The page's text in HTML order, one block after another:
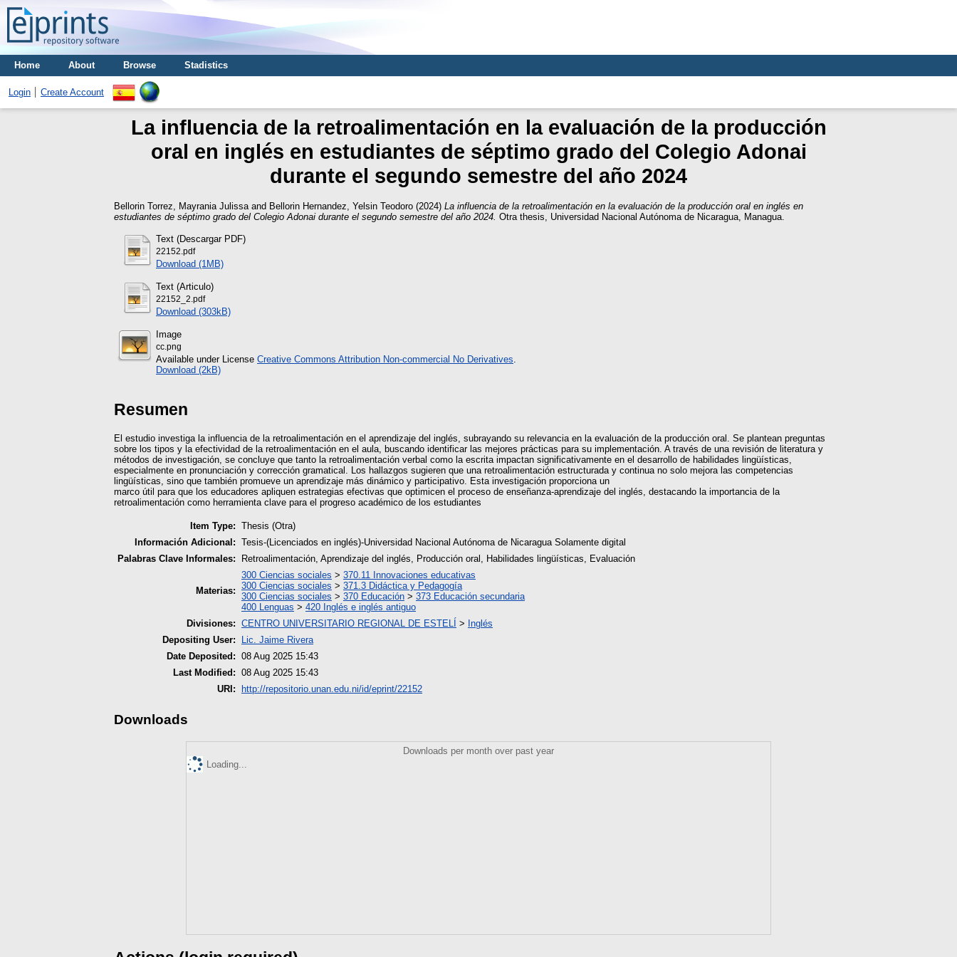
Home About Browse Stadistics
Login Create Account
La influencia de la retroalimentación en la evaluación de la producción
oral en inglés en estudiantes de séptimo grado del Colegio Adonai
durante el segundo semestre del año 2024
Bellorin Torrez, Mayrania Julissa and Bellorin Hernandez, Yelsin Teodoro (2024) La influencia de la retroalimentación en la evaluación de la producción oral en inglés en
estudiantes de séptimo grado del Colegio Adonai durante el segundo semestre del año 2024. Otra thesis, Universidad Nacional Autónoma de Nicaragua, Managua.
Text (Descargar PDF)
22152.pdf
Download (1MB)
Text (Articulo)
22152_2.pdf
Download (303kB)
Image
cc.png
Available under License Creative Commons Attribution Non-commercial No Derivatives
Download (2kB)
Resumen
El estudio investiga la influencia de la retroalimentación en el aprendizaje del inglés, subrayando su relevancia en la evaluación de la producción oral. Se plantean preguntas
sobre los tipos y la efectividad de la retroalimentación en el aula, buscando identificar las mejores prácticas para su implementación. A través de una revisión de literatura y
métodos de investigación, se concluye que tanto la retroalimentación verbal como la escrita impactan significativamente en el desarrollo de habilidades lingüísticas,
especialmente en pronunciación y corrección gramatical. Los hallazgos sugieren que una retroalimentación estructurada y continua no solo mejora las competencias
lingüísticas, sino que también promueve un aprendizaje más dinámico y participativo. Esta investigación proporciona un
marco útil para que los educadores apliquen estrategias efectivas que optimicen el proceso de enseñanza-aprendizaje del inglés, destacando la importancia de la
retroalimentación como herramienta clave para el progreso académico de los estudiantes
Item Type: Thesis (Otra)
Información Adicional: Tesis-(Licenciados en inglés)-Universidad Nacional Autónoma de Nicaragua Solamente digital
Palabras Clave Informales:
Retroalimentación, Aprendizaje del inglés, Producción oral, Habilidades lingüísticas, Evaluación
Materias:
300 Ciencias sociales > 370.11 Innovaciones educativas
300 Ciencias sociales > 371.3 Didáctica y Pedagogía
300 Ciencias sociales > 370 Educación > 373 Educación secundaria
400 Lenguas > 420 Inglés e inglés antiguo
Divisiones: CENTRO UNIVERSITARIO REGIONAL DE ESTELÍ > Inglés
Depositing User:
Lic. Jaime Rivera
Date Deposited: 08 Aug 2025 15:43
Last Modified: 08 Aug 2025 15:43
URI:
http://repositorio.unan.edu.ni/id/eprint/22152
Downloads
Downloads per month over past year
Loading...